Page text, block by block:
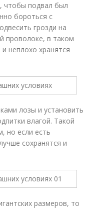
чтобы подвал был
бороться с
грозди на
проволоке, в таком
неплохо хранятся
лозы и установить
влагой. Такой
но если есть
сохранятся и
размеров, то